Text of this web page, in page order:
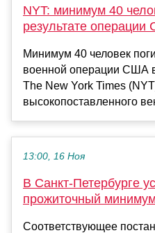
NYT: минимум 40
результате
Минимум 40 человек
военной операции США
The New York Times
высокопоставленного
13:00, 16 Ноя
В Санкт-Петербурге
прожиточный
Соответствующее